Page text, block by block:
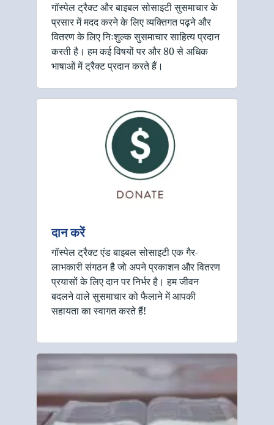
गॉस्पेल ट्रैक्ट और बाइबल सोसाइटी सुसमाचार के
प्रसार में मदद करने के लिए व्यक्तिगत पढ़ने और
वितरण के लिए निःशुल्क सुसमाचार साहित्य प्रदान
करती है। हम कई विषयों पर और 80 से अधिक
भाषाओं में ट्रैक्ट प्रदान करते हैं।
दान करें
गॉस्पेल ट्रैक्ट एंड बाइबल सोसाइटी एक गैर-
लाभकारी संगठन है जो अपने प्रकाशन और वितरण
प्रयासों के लिए दान पर निर्भर है। हम जीवन
बदलने वाले सुसमाचार को फैलाने में आपकी
सहायता का स्वागत करते हैं!